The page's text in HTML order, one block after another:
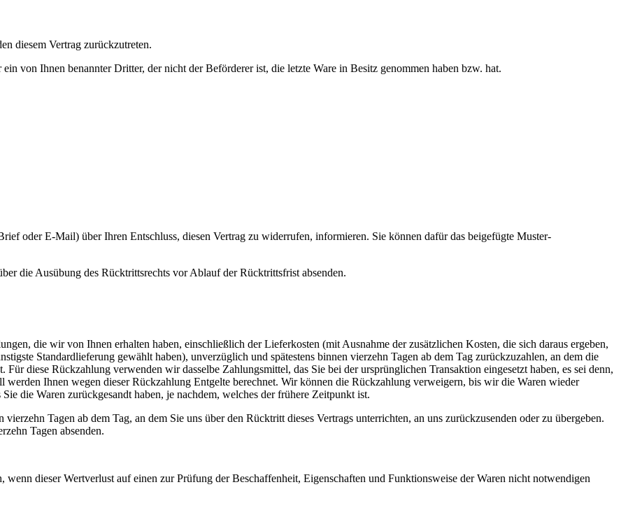
diesem Vertrag zurückzutreten.
von Ihnen benannter Dritter, der nicht der Beförderer ist, die letzte Ware in Besitz genommen haben bzw. hat.
oder E-Mail) über Ihren Entschluss, diesen Vertrag zu widerrufen, informieren. Sie können dafür das beigefügte Muster-
die Ausübung des Rücktrittsrechts vor Ablauf der Rücktrittsfrist absenden.
die wir von Ihnen erhalten haben, einschließlich der Lieferkosten (mit Ausnahme der zusätzlichen Kosten, die sich daraus ergeben,
Standardlieferung gewählt haben), unverzüglich und spätestens binnen vierzehn Tagen ab dem Tag zurückzuzahlen, an dem die
diese Rückzahlung verwenden wir dasselbe Zahlungsmittel, das Sie bei der ursprünglichen Transaktion eingesetzt haben, es sei denn,
Ihnen wegen dieser Rückzahlung Entgelte berechnet. Wir können die Rückzahlung verweigern, bis wir die Waren wieder
die Waren zurückgesandt haben, je nachdem, welches der frühere Zeitpunkt ist.
Tagen ab dem Tag, an dem Sie uns über den Rücktritt dieses Vertrags unterrichten, an uns zurückzusenden oder zu übergeben.
Tagen absenden.
dieser Wertverlust auf einen zur Prüfung der Beschaffenheit, Eigenschaften und Funktionsweise der Waren nicht notwendigen